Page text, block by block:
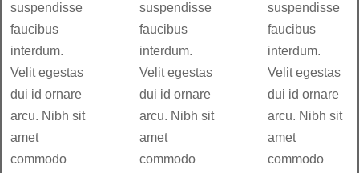
suspendisse
faucibus
interdum.
Velit egestas
dui id ornare
arcu. Nibh sit
amet
commodo
suspendisse
faucibus
interdum.
Velit egestas
dui id ornare
arcu. Nibh sit
amet
commodo
suspendisse
faucibus
interdum.
Velit egestas
dui id ornare
arcu. Nibh sit
amet
commodo